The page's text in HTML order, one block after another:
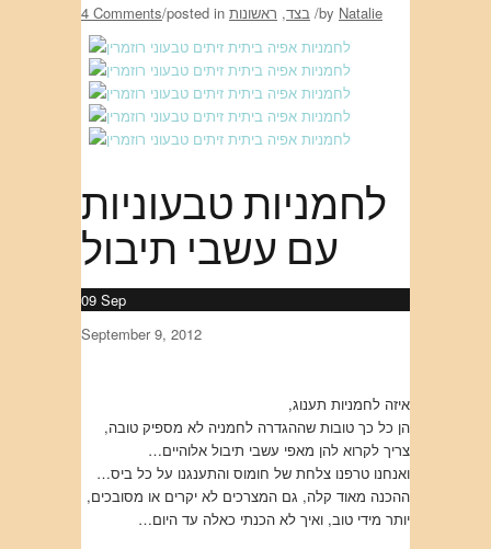
4 Comments/posted in בצד, ראשונות /by Natalie
לחמניות טבעוניות
עם עשבי תיבול
09 Sep
September 9, 2012
איזה לחמניות תענוג,
הן כל כך טובות שההגדרה לחמניה לא מספיק טובה,
צריך לקרוא להן מאפי עשבי תיבול אלוהיים…
ואנחנו טרפנו צלחת של חומוס והתענגנו על כל ביס…
ההכנה מאוד קלה, גם המצרכים לא יקרים או מסובכים,
יותר מידי טוב, ואיך לא הכנתי כאלה עד היום…